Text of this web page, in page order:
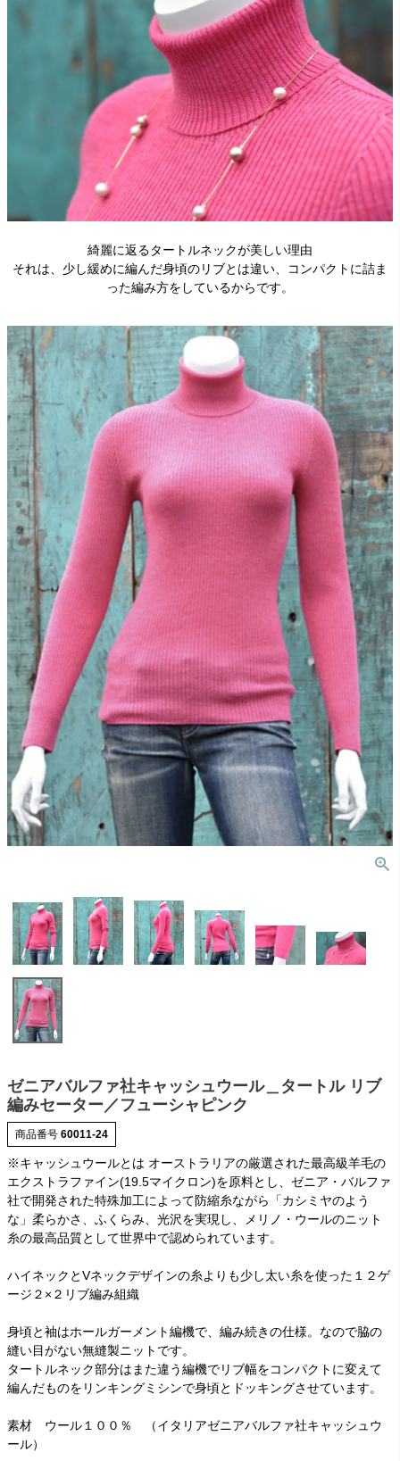
綺麗に返るタートルネックが美しい理由
それは、少し緩めに編んだ身頃のリブとは違い、コンパクトに詰ま
った編み方をしているからです。
ゼニアバルファ社キャッシュウール＿タートル リブ
編みセーター／フューシャピンク
商品番号 60011-24
※キャッシュウールとは オーストラリアの厳選された最高級羊毛の
エクストラファイン(19.5マイクロン)を原料とし、ゼニア・バルファ
社で開発された特殊加工によって防縮糸ながら「カシミヤのよう
な」柔らかさ、ふくらみ、光沢を実現し、メリノ・ウールのニット
糸の最高品質として世界中で認められています。
ハイネックとVネックデザインの糸よりも少し太い糸を使った１２ゲ
ージ２×２リブ編み組織
身頃と袖はホールガーメント編機で、編み続きの仕様。なので脇の
縫い目がない無縫製ニットです。
タートルネック部分はまた違う編機でリブ幅をコンパクトに変えて
編んだものをリンキングミシンで身頃とドッキングさせています。
素材 ウール１００％ （イタリアゼニアバルファ社キャッシュウ
ール）